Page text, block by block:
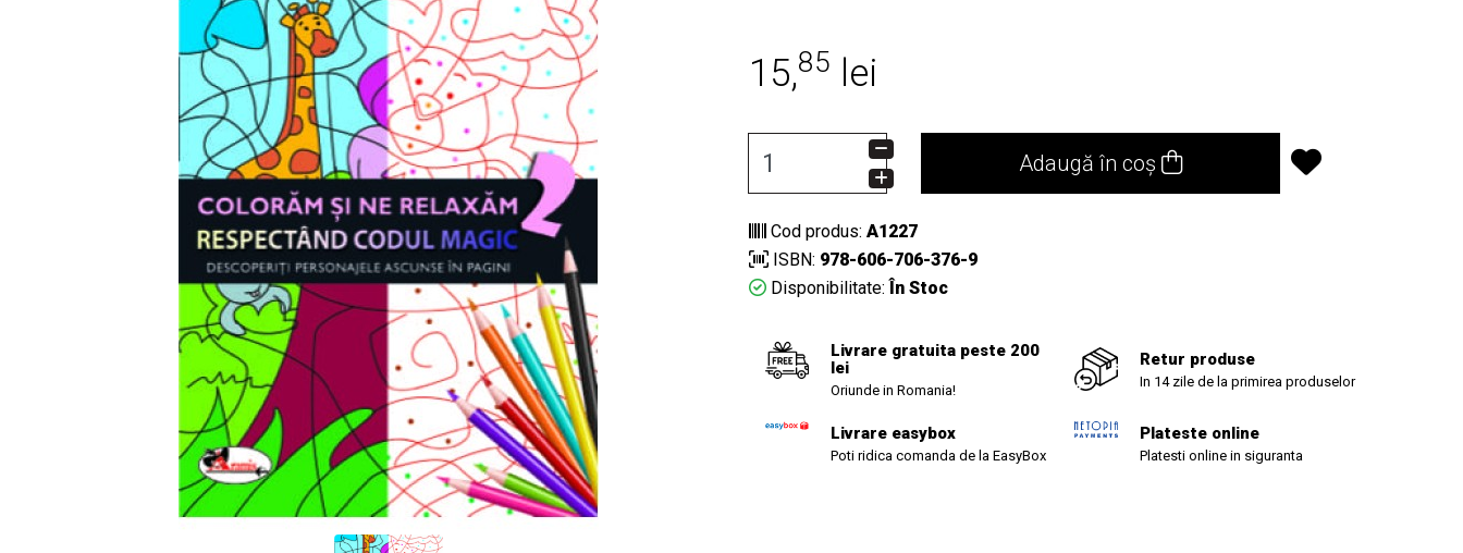
15,85 lei
Adaugă în coș
Cod produs: A1227
ISBN: 978-606-706-376-9
Disponibilitate: În Stoc
Livrare gratuita peste 200
lei
Oriunde in Romania!
Retur produse
In 14 zile de la primirea produselor
Livrare easybox
Poti ridica comanda de la EasyBox
Plateste online
Platesti online in siguranta